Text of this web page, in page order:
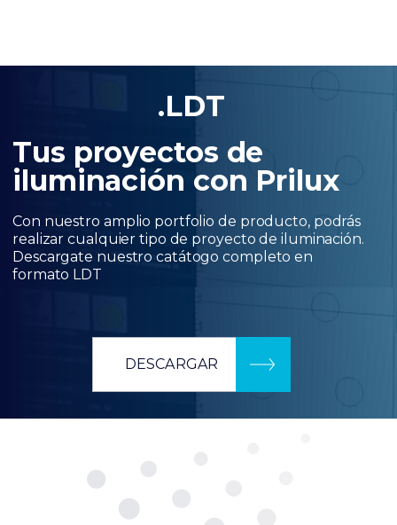
.LDT
Tus proyectos de
iluminación con Prilux
Con nuestro amplio portfolio de producto, podrás
realizar cualquier tipo de proyecto de iluminación.
Descargate nuestro catátogo completo en
formato LDT
DESCARGAR